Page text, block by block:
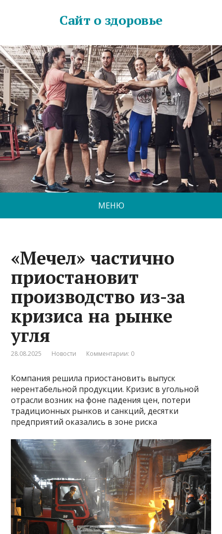
Сайт о здоровье
МЕНЮ
«Мечел» частично
приостановит
производство из-за
кризиса на рынке
угля
28.08.2025 Новости Комментарии: 0
Компания решила приостановить выпуск
нерентабельной продукции. Кризис в угольной
отрасли возник на фоне падения цен, потери
традиционных рынков и санкций, десятки
предприятий оказались в зоне риска